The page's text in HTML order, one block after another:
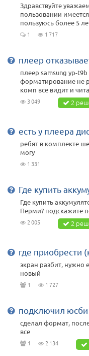
Здравствуйте
пользовании
пользуюсь более 5
1 1 717
плеер
плеер samsung yp-
форматирование не
комп все видит и
3 049 2
есть у плеера
ребят в комплекте
могу
1 331
Где купить
Где купить
Перми? подскажите
2 005 2
где приобрести
экран разбит, нужно
новый
1 1 727
подключил
сделал формат,
все
1 2 134